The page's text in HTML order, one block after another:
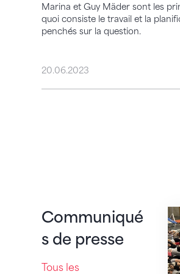
Marina et Guy Mäder sont les
quoi consiste le travail et la
penchés sur la question.
20.06.2023
Communiqué
s de presse
Tous les